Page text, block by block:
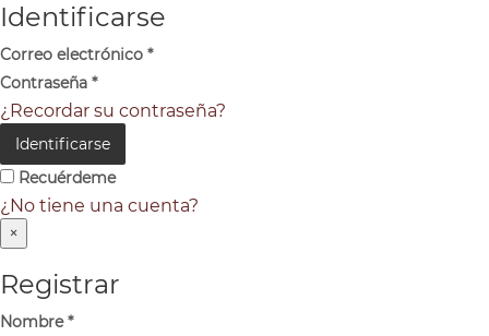
Identificarse
Correo electrónico *
Contraseña *
¿Recordar su contraseña?
Identificarse
Recuérdeme
¿No tiene una cuenta?
×
Registrar
Nombre*